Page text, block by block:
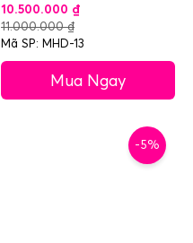
10.500.000 ₫
11.000.000₫
Mã SP: MHD-13
Mua Ngay
-5%